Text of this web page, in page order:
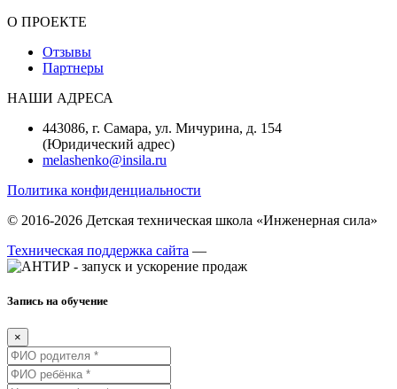
О ПРОЕКТЕ
Отзывы
Партнеры
НАШИ АДРЕСА
443086, г. Самара, ул. Мичурина, д. 154
(Юридический адрес)
melashenko@insila.ru
Политика конфиденциальности
© 2016-2026 Детская техническая школа «Инженерная сила»
Техническая поддержка сайта —
Запись на обучение
×